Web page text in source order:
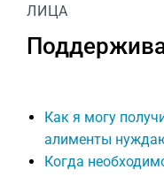
ЛИЦА
Как я могу
алименты
Когда